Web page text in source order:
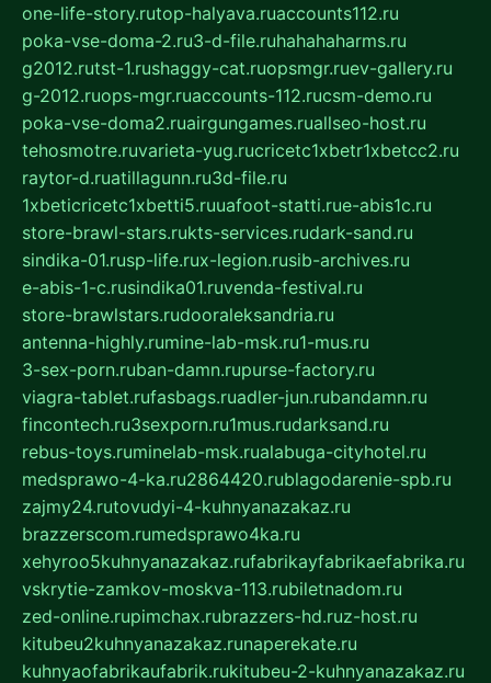
one-life-story.rutop-halyava.ruaccounts112.ru
poka-vse-doma-2.ru3-d-file.ruhahahaharms.ru
g2012.rutst-1.rushaggy-cat.ruopsmgr.ruev-gallery.ru
g-2012.ruops-mgr.ruaccounts-112.rucsm-demo.ru
poka-vse-doma2.ruairgungames.ruallseo-host.ru
tehosmotre.ruvarieta-yug.rucricetc1xbetr1xbetcc2.ru
raytor-d.ruatillagunn.ru3d-file.ru
1xbeticricetc1xbetti5.ruuafoot-statti.rue-abis1c.ru
store-brawl-stars.rukts-services.rudark-sand.ru
sindika-01.rusp-life.rux-legion.rusib-archives.ru
e-abis-1-c.rusindika01.ruvenda-festival.ru
store-brawlstars.rudooraleksandria.ru
antenna-highly.rumine-lab-msk.ru1-mus.ru
3-sex-porn.ruban-damn.rupurse-factory.ru
viagra-tablet.rufasbags.ruadler-jun.rubandamn.ru
fincontech.ru3sexporn.ru1mus.rudarksand.ru
rebus-toys.ruminelab-msk.rualabuga-cityhotel.ru
medsprawo-4-ka.ru2864420.rublagodarenie-spb.ru
zajmy24.rutovudyi-4-kuhnyanazakaz.ru
brazzerscom.rumedsprawo4ka.ru
xehyroo5kuhnyanazakaz.rufabrikayfabrikaefabrika.ru
vskrytie-zamkov-moskva-113.rubiletnadom.ru
zed-online.rupimchax.rubrazzers-hd.ruz-host.ru
kitubeu2kuhnyanazakaz.runaperekate.ru
kuhnyaofabrikaufabrik.rukitubeu-2-kuhnyanazakaz.ru